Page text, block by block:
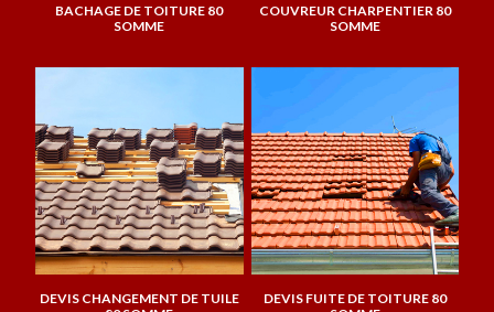
BACHAGE DE TOITURE 80
SOMME
COUVREUR CHARPENTIER 80
SOMME
DEVIS CHANGEMENT DE TUILE
DEVIS FUITE DE TOITURE 80